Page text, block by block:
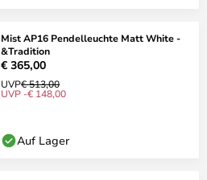
Mist AP16 Pendelleuchte Matt White -
&Tradition
€ 365,00
UVP€ 513,00
UVP -€ 148,00
Auf Lager